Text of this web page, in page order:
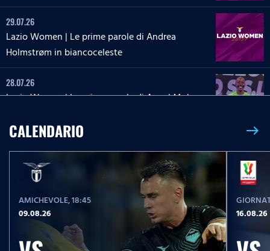
29.07.26
Lazio Women | Le prime parole di Andrea
Holmstrøm in biancoceleste
28.07.26
Lazio Women | Le prime parole di Angel Mukasa
Lazio Women | Le parole di Martina Zanoli a
Lazio Style Tv
27.07.26
Lazio Women | Le prime parole di Carlotta Masu
in biancoceleste
CALENDARIO east
AMICHEVOLE, 18:45
09.08.26
16.08.26